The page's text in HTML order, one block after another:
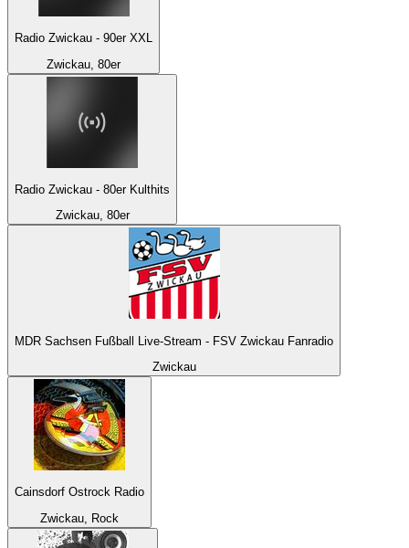
Radio Zwickau - 90er XXL
Zwickau, 80er
Radio Zwickau - 80er Kulthits
Zwickau, 80er
MDR Sachsen Fußball Live-Stream - FSV Zwickau Fanradio
Zwickau
Cainsdorf Ostrock Radio
Zwickau, Rock